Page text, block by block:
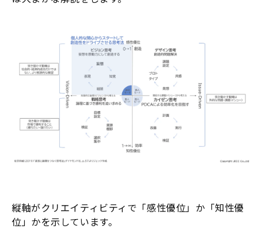
縦軸がクリエイティビティで「感性優位」か「知性優
位」かを示しています。